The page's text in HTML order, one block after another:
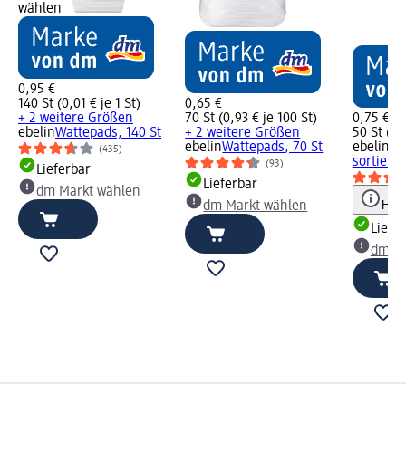
wählen
0,95 €
140 St (0,01 € je 1 St)
+ 2 weitere Größen
ebelinWattepads, 140 St
(435)
Lieferbar
dm Markt wählen
0,65 €
70 St (0,93 € je 100 St)
+ 2 weitere Größen
ebelinWattepads, 70 St
(93)
Lieferbar
dm Markt wählen
0,75 €
50 St
ebelin
sortiert
dm